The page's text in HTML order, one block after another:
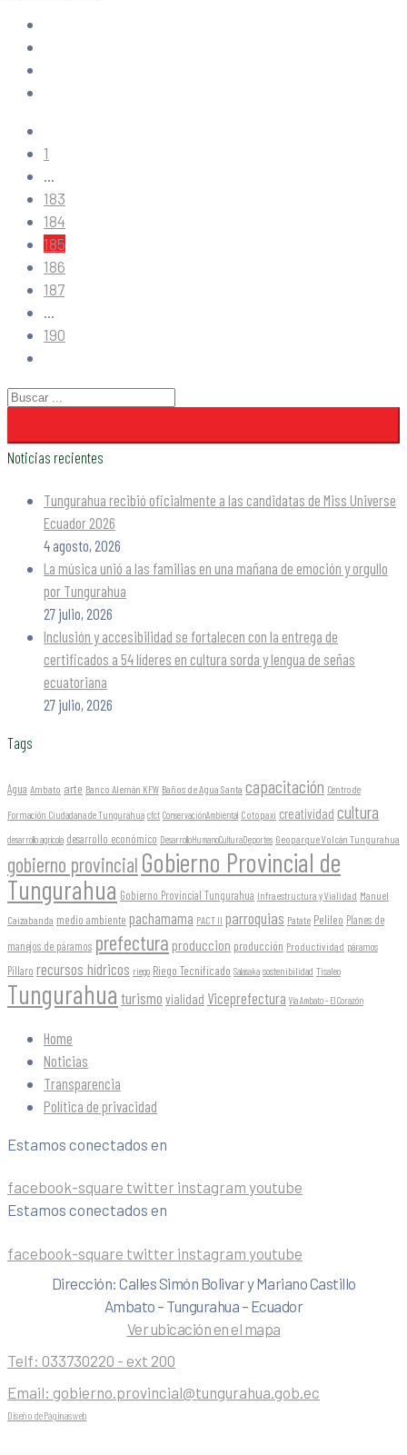
1
183
184
185
186
187
190
Noticias recientes
Tungurahua recibió oficialmente a las candidatas de Miss Universe
Ecuador 2026
4 agosto, 2026
La música unió a las familias en una mañana de emoción y orgullo
por Tungurahua
27 julio, 2026
Inclusión y accesibilidad se fortalecen con la entrega de
certificados a 54 líderes en cultura sorda y lengua de señas
ecuatoriana
27 julio, 2026
Tags
Agua Ambato arte Banco Alemán KFW Baños de Agua Santa capacitación Centro de
Formación Ciudadana de Tungurahua cfct ConservaciónAmbiental Cotopaxi creatividad cultura
desarrollo agrícola desarrollo económico DesarrolloHumanoCulturaDeportes Geoparque Volcán Tungurahua
gobierno provincial Gobierno Provincial de
Tungurahua Gobierno Provincial Tungurahua Infraestructura y Vialidad Manuel
Caizabanda medio ambiente pachamama PACT II parroquias Patate Pelileo Planes de
manejos de páramos prefectura produccion producción Productividad páramos
Píllaro recursos hídricos riego Riego Tecnificado Salasaka sostenibilidad Tisaleo
Tungurahua turismo vialidad Viceprefectura Vía Ambato - El Corazón
Home
Noticias
Transparencia
Política de privacidad
Estamos conectados en
facebook-square twitter instagram youtube
Estamos conectados en
facebook-square twitter instagram youtube
Dirección: Calles Simón Bolivar y Mariano Castillo
Ambato – Tungurahua – Ecuador
Ver ubicación en el mapa
Telf: 033730220 - ext 200
Email: gobierno.provincial@tungurahua.gob.ec
Diseño de Páginas web